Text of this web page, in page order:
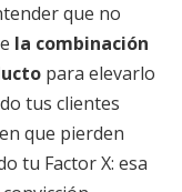
que no
la combinación
para elevarlo
tus clientes
que pierden
tu Factor X: esa